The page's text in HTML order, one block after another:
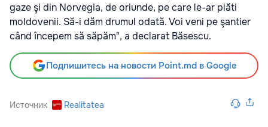
gaze şi din Norvegia, de oriunde, pe care le-ar plăti
moldovenii. Să-i dăm drumul odată. Voi veni pe şantier
când începem să săpăm", a declarat Băsescu.
Подпишитесь на новости Point.md в Google
Источник Realitatea